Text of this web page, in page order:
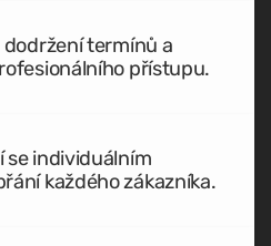
termínů a
přístupu.
se individuálním
každého zákazníka.